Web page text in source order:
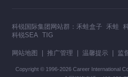
科锐国际集团网站群： 禾蛙盒子 禾蛙
科锐SEA TIG
网站地图 推广管理 温馨提示 监
Copyright © 1996-2026 Career International